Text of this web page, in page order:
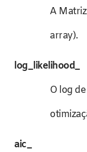
A
array).
log_likelihood_
O log
aic_